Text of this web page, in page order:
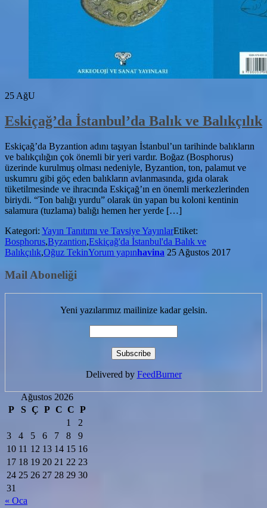
25 AğU
Eskiçağ’da İstanbul’da Balık ve Balıkçılık
Eskiçağ’da Byzantion adını taşıyan İstanbul’un tarihinde balıkların
ve balıkçılığın çok önemli bir yeri vardır. Boğaz (Bosphorus)
üzerinde kurulmuş olması nedeniyle, Byzantion, ton, palamut ve
uskumru gibi göç eden balıkların avlanmasında, gıda olarak
tüketilmesinde ve ihracında Eskiçağ’ın en önemli merkezlerinden
biriydi. “Ton balığı yurdu” olarak ün yapan bu koloni kentinin
salamura (tuzlama) balığı hemen her yerde […]
Kategori: Yayın Tanıtımı ve Tavsiye YayınlarEtiket:
Bosphorus,Byzantion,Eskiçağ'da İstanbul'da Balık ve
Balıkçılık,Oğuz TekinYorum yapınhavina 25 Ağustos 2017
Mail Aboneliği
Yeni yazılarımız mailinize kadar gelsin.
Delivered by FeedBurner
Ağustos 2026
P
S Ç P C C P
1
2
3
4 5 6 7 8
9
10 11 12 13 14 15 16
17 18 19 20 21 22 23
24 25 26 27 28 29 30
31
« Oca